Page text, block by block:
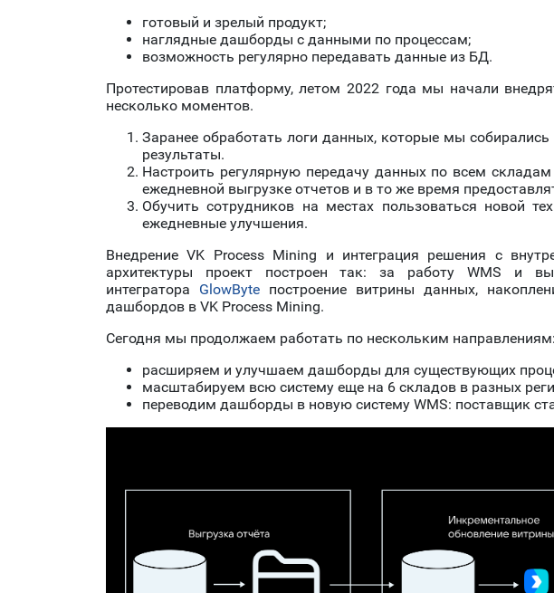
готовый и зрелый продукт;
наглядные дашборды с данными по процессам;
возможность регулярно передавать данные из БД.
Протестировав платформу, летом 2022 года мы начали
несколько моментов.
Заранее обработать логи данных, которые мы
результаты.
Настроить регулярную передачу данных по всем
ежедневной выгрузке отчетов и в то же время
Обучить сотрудников на местах пользоваться новой
ежедневные улучшения.
Внедрение VK Process Mining и интеграция решения с
архитектуры проект построен так: за работу WMS и
интегратора GlowByte построение витрины данных,
дашбордов в VK Process Mining.
Сегодня мы продолжаем работать по нескольким направлениям:
расширяем и улучшаем дашборды для существующих
масштабируем всю систему еще на 6 складов в разных
переводим дашборды в новую систему WMS: поставщик